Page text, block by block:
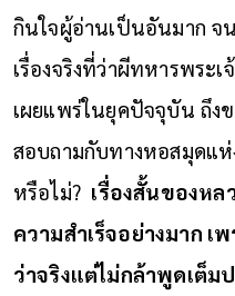
กินใจผู้อ่านเป็นอันมาก จ
เรื่องจริงที่ว่าผีทหารพระ
เผยแพร่ในยุคปัจจุบัน ถึ
สอบถามกับทางหอสมุดแ
หรือไม่? เรื่องสั้นของหล
ความสำเร็จอย่างมาก เ
ว่าจริงแต่ไม่กล้าพูดเต็ม